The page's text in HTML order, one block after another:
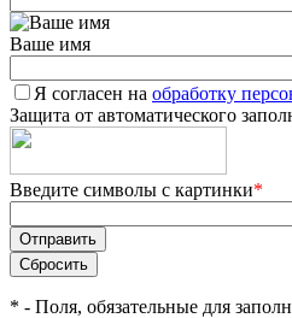
Ваше имя
Я согласен на обработку
Защита от автоматического
Введите символы с картинки*
* - Поля, обязательные для